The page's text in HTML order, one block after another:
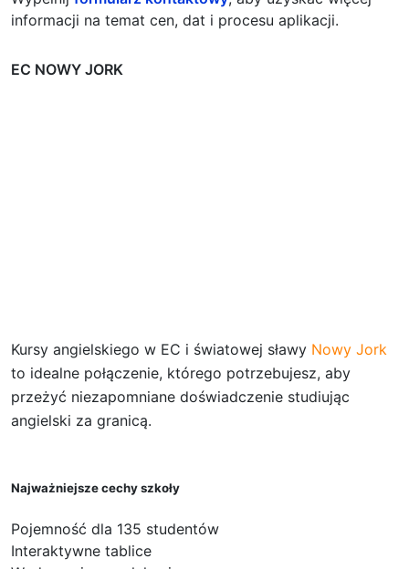
informacji na temat cen, dat i procesu aplikacji.
EC NOWY JORK
Kursy angielskiego w EC i światowej sławy Nowy Jork
to idealne połączenie, którego potrzebujesz, aby
przeżyć niezapomniane doświadczenie studiując
angielski za granicą.
Najważniejsze cechy szkoły
Pojemność dla 135 studentów
Interaktywne tablice